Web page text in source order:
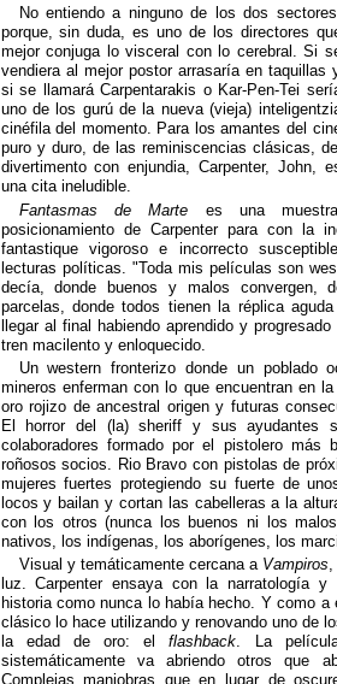
No entiendo a ninguno de los dos
porque, sin duda, es uno de los directores
mejor conjuga lo visceral con lo cerebral. Si
vendiera al mejor postor arrasaría en taquillas
si se llamará Carpentarakis o Kar-Pen-Tei
uno de los gurú de la nueva (vieja)
cinéfila del momento. Para los amantes del
puro y duro, de las reminiscencias clásicas,
divertimento con enjundia, Carpenter, John,
una cita ineludible.
Fantasmas de Marte es una
posicionamiento de Carpenter para con la
fantastique vigoroso e incorrecto
lecturas políticas. "Toda mis películas son
decía, donde buenos y malos convergen,
parcelas, donde todos tienen la réplica
llegar al final habiendo aprendido y
tren macilento y enloquecido.
Un western fronterizo donde un poblado
mineros enferman con lo que encuentran en
oro rojizo de ancestral origen y futuras
El horror del (la) sheriff y sus ayudantes
colaboradores formado por el pistolero más
roñosos socios. Rio Bravo con pistolas de
mujeres fuertes protegiendo su fuerte de
locos y bailan y cortan las cabelleras a la
con los otros (nunca los buenos ni los
nativos, los indígenas, los aborígenes, los
Visual y temáticamente cercana a Vampiros,
luz. Carpenter ensaya con la narratología
historia como nunca lo había hecho. Y como
clásico lo hace utilizando y renovando uno de
la edad de oro: elflashback. La
sistemáticamente va abriendo otros que
Complejas maniobras que en lugar de